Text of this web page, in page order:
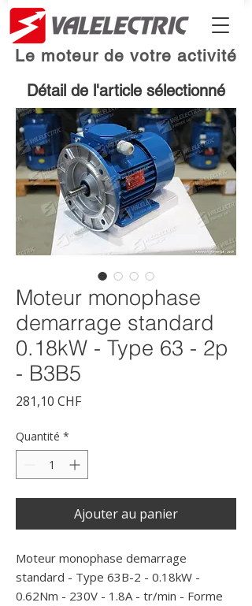
Le moteur de votre activité
Détail de l'article sélectionné
Moteur monophase
demarrage standard
0.18kW - Type 63 - 2p
- B3B5
281,10 CHFPrix
Quantité *
Ajouter au panier
Moteur monophase demarrage
standard - Type 63B-2 - 0.18kW -
0.62Nm - 230V - 1.8A - tr/min - Forme